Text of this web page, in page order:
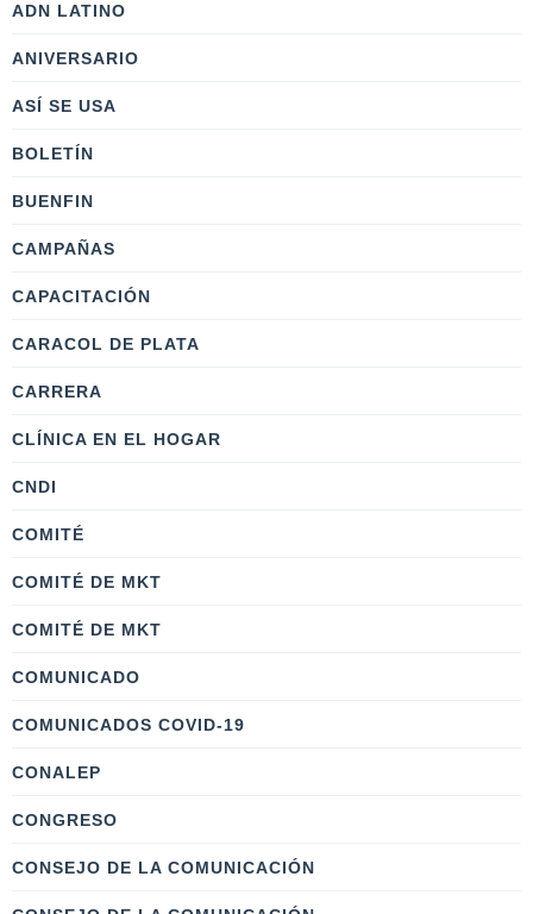
ADN LATINO
ANIVERSARIO
ASÍ SE USA
BOLETÍN
BUENFIN
CAMPAÑAS
CAPACITACIÓN
CARACOL DE PLATA
CARRERA
CLÍNICA EN EL HOGAR
CNDI
COMITÉ
COMITÉ DE MKT
COMITÉ DE MKT
COMUNICADO
COMUNICADOS COVID-19
CONALEP
CONGRESO
CONSEJO DE LA COMUNICACIÓN